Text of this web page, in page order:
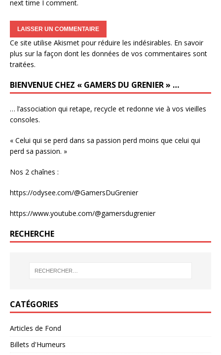
next time I comment.
Ce site utilise Akismet pour réduire les indésirables. En savoir
plus sur la façon dont les données de vos commentaires sont
traitées.
BIENVENUE CHEZ « GAMERS DU GRENIER » …
… l’association qui retape, recycle et redonne vie à vos vieilles
consoles.
« Celui qui se perd dans sa passion perd moins que celui qui
perd sa passion. »
Nos 2 chaînes :
https://odysee.com/@GamersDuGrenier
https://www.youtube.com/@gamersdugrenier
RECHERCHE
CATÉGORIES
Articles de Fond
Billets d'Humeurs